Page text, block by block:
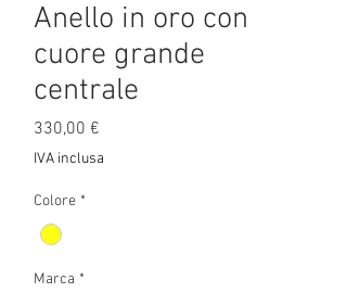
Anello in oro con
cuore grande
centrale
330,00 €
IVA inclusa
Colore *
Marca *